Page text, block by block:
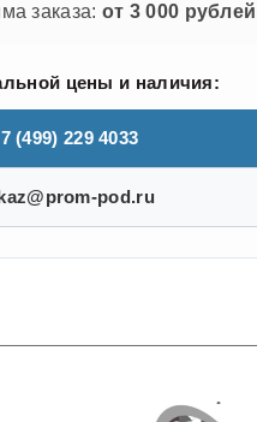
заказа: от 3 000 рублей
цены и наличия:
(499) 229 4033
pod.ru